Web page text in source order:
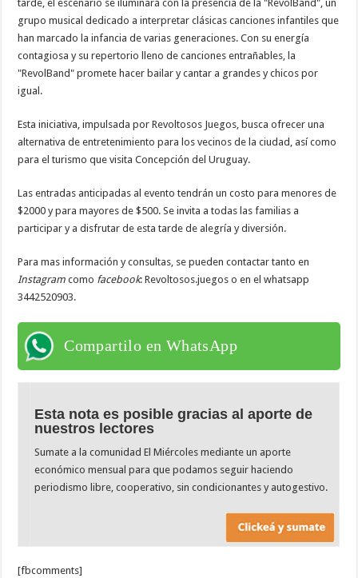
tarde, el escenario se iluminará con la presencia de la "RevolBand", un
grupo musical dedicado a interpretar clásicas canciones infantiles que
han marcado la infancia de varias generaciones. Con su energía
contagiosa y su repertorio lleno de canciones entrañables, la
"RevolBand" promete hacer bailar y cantar a grandes y chicos por
igual.
Esta iniciativa, impulsada por Revoltosos Juegos, busca ofrecer una
alternativa de entretenimiento para los vecinos de la ciudad, así como
para el turismo que visita Concepción del Uruguay.
Las entradas anticipadas al evento tendrán un costo para menores de
$2000 y para mayores de $500. Se invita a todas las familias a
participar y a disfrutar de esta tarde de alegría y diversión.
Para mas información y consultas, se pueden contactar tanto en
Instagram como facebook: Revoltosos.juegos o en el whatsapp
3442520903.
Compartilo en WhatsApp
Esta nota es posible gracias al aporte de
nuestros lectores
Sumate a la comunidad El Miércoles mediante un aporte
económico mensual para que podamos seguir haciendo
periodismo libre, cooperativo, sin condicionantes y autogestivo.
[fbcomments]